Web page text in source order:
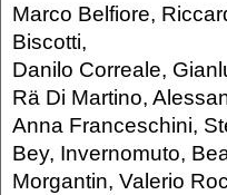
Marco Belfiore,
Biscotti,
Danilo Correale,
Rä Di Martino,
Anna Franceschini,
Bey, Invernomuto,
Morgantin, Valerio